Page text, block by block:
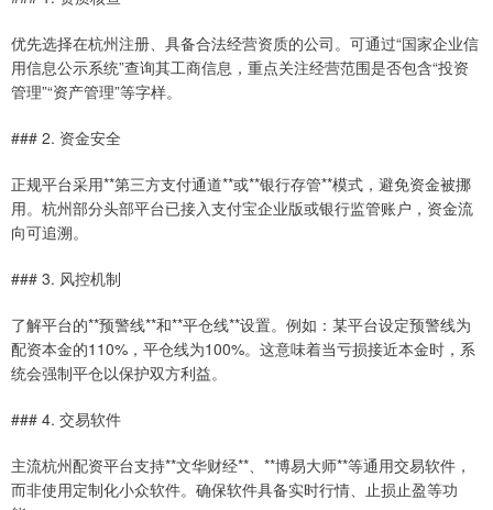
优先选择在杭州注册、具备合法经营资质的公司。可通过“国家企业信
用信息公示系统”查询其工商信息，重点关注经营范围是否包含“投资
管理”“资产管理”等字样。
### 2. 资金安全
正规平台采用**第三方支付通道**或**银行存管**模式，避免资金被挪
用。杭州部分头部平台已接入支付宝企业版或银行监管账户，资金流
向可追溯。
### 3. 风控机制
了解平台的**预警线**和**平仓线**设置。例如：某平台设定预警线为
配资本金的110%，平仓线为100%。这意味着当亏损接近本金时，系
统会强制平仓以保护双方利益。
### 4. 交易软件
主流杭州配资平台支持**文华财经**、**博易大师**等通用交易软件，
而非使用定制化小众软件。确保软件具备实时行情、止损止盈等功